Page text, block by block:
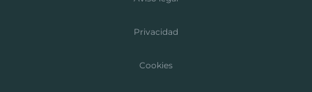
Privacidad
Cookies